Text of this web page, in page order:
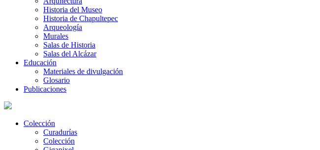
Historia del Museo
Historia de Chapultepec
Arqueología
Murales
Salas de Historia
Salas del Alcázar
Educación
Materiales de divulgación
Glosario
Publicaciones
Colección
Curadurías
Colección